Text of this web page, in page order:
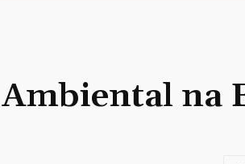
Ambiental na